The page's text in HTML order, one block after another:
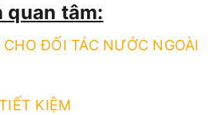
quan tâm:
ĐỐI TÁC NƯỚC NGOÀI
KIỆM